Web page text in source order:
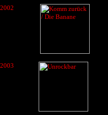
2002
2003